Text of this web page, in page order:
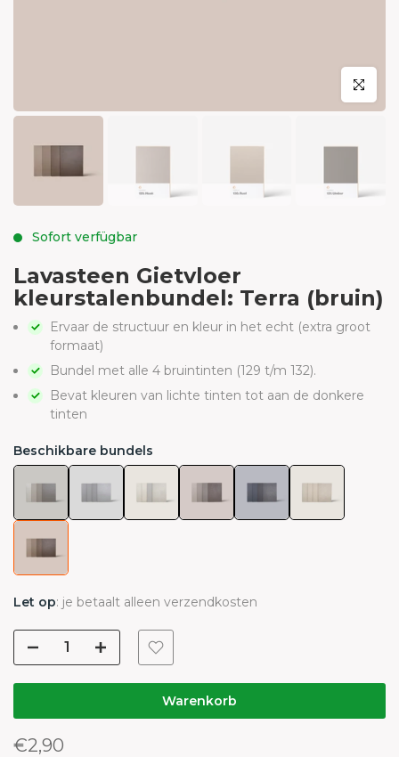
klicken
Sofort verfügbar
Lavasteen Gietvloer
kleurstalenbundel: Terra (bruin)
Ervaar de structuur en kleur in het echt (extra groot
formaat)
Bundel met alle 4 bruintinten (129 t/m 132).
Bevat kleuren van lichte tinten tot aan de donkere
tinten
Beschikbare bundels
Let op: je betaalt alleen verzendkosten
Warenkorb
€2,90